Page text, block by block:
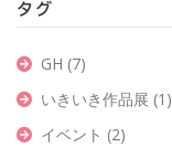
タグ
GH (7)
いきいき作品展 (1)
イベント (2)